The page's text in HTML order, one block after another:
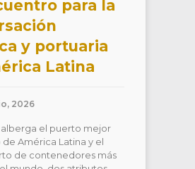
para la
y portuaria
Latina
2026
el puerto mejor
América Latina y el
de contenedores más